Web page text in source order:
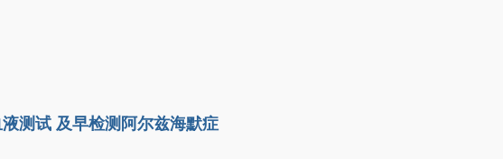
测试 及早检测阿尔兹海默症